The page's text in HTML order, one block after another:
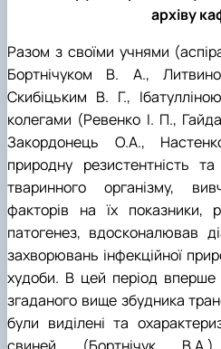
архіву
Разом з своїми учнями
Бортнічуком В. А.,
Скибіцьким В. Г.,
колегами (Ревенко І. П.,
Закордонець О.А.,
природну резистентність та
тваринного організму,
факторів на їх показники,
патогенез, вдосконалював
захворювань інфекційної
худоби. В цей період вперше
згаданого вище збудника
були виділені та